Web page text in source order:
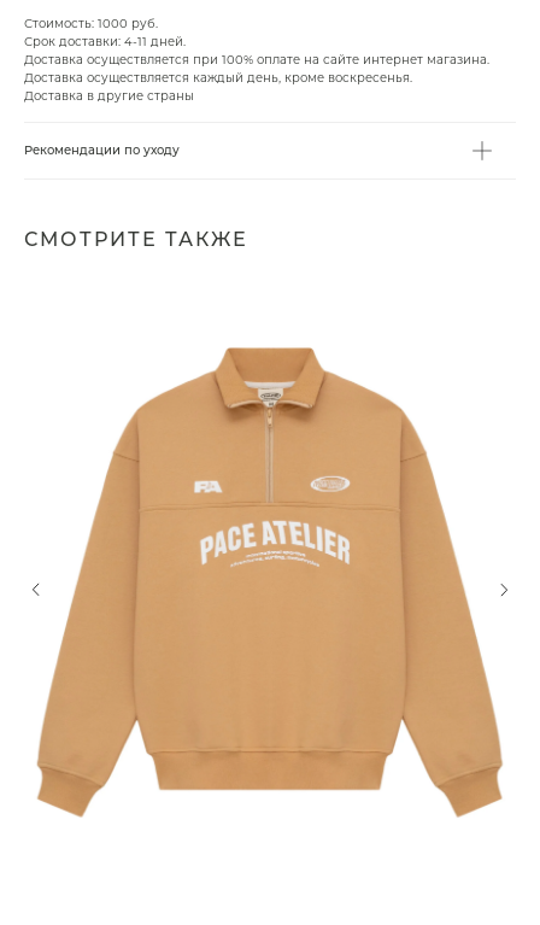
Стоимость: 1000 руб.
Срок доставки: 4-11 дней.
Доставка осуществляется при 100% оплате на сайте интернет магазина.
Доставка осуществляется каждый день, кроме воскресенья.
Доставка в другие страны
Рекомендации по уходу
СМОТРИТЕ ТАКЖЕ